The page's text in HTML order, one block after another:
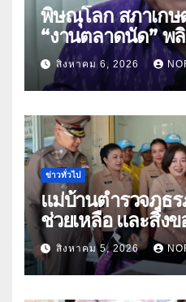
พิษณุโลก สภาเกษ
“งานตลาดนัด” พ
“เกษตรรุ่งเรืองเมื
ประโยชน์เกษตรก
คู่ธุรกิจดันสินค้าเ
สิงหาคม 6, 2026
ข่าวทั่วไป
แม่บ้านตำรวจภูธร
ช่วยเหลือ และสิ่ง
ธิดา ข้าราชการตำรวจจังหวัด
อุทัยธานี
สิงหาคม 5, 2026